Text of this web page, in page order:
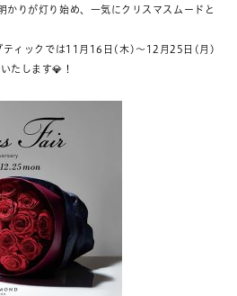
かりが灯り始め、一気にクリスマスムードと
ティックでは11月16日(木)～12月25日(月)
たします💎！